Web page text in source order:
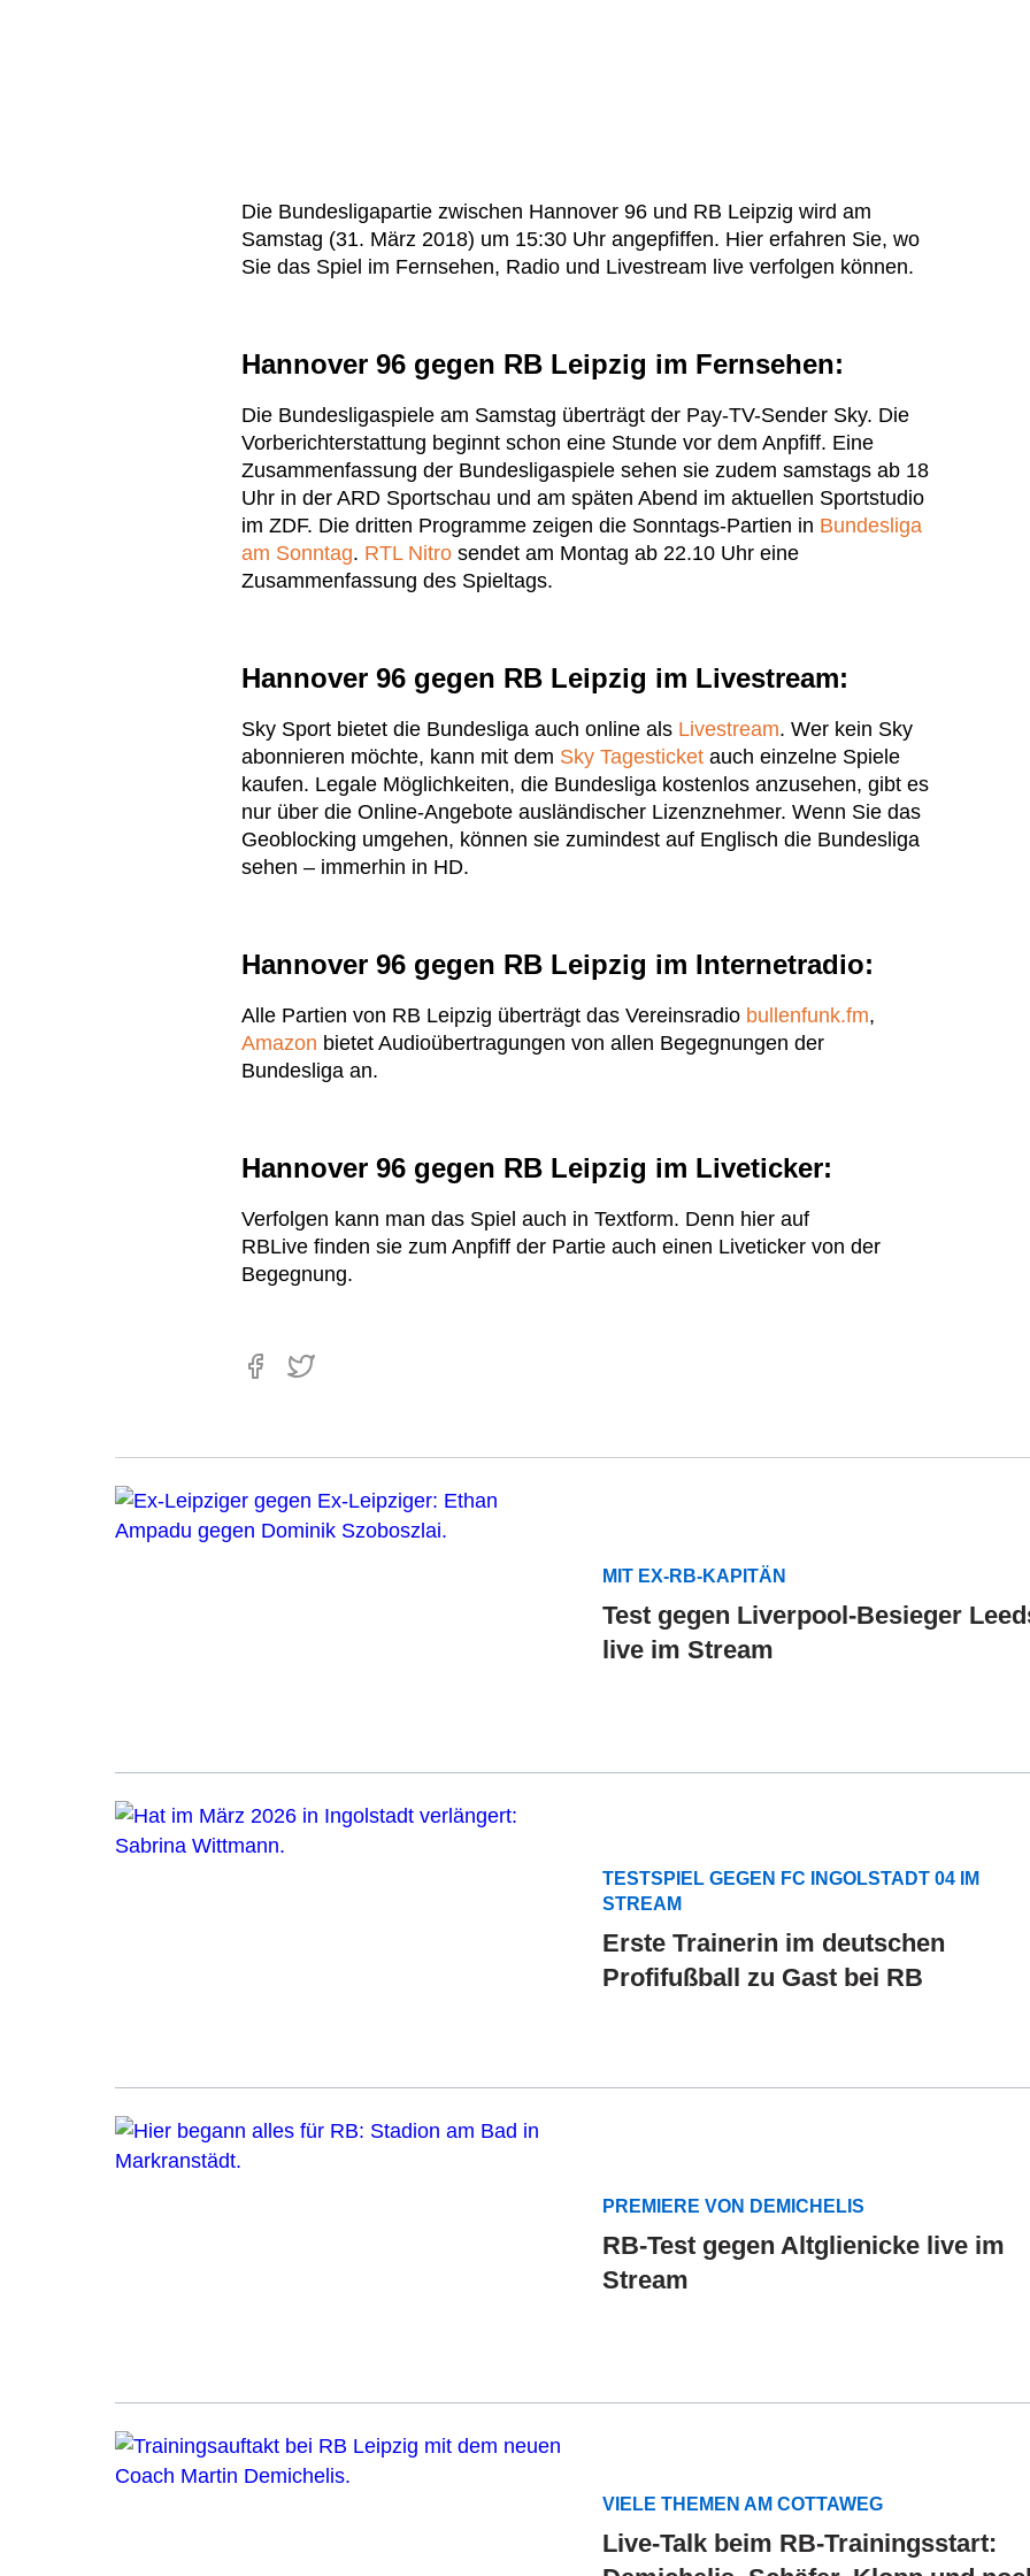
Die Bundesligapartie zwischen Hannover 96 und RB Leipzig wird am
Samstag (31. März 2018) um 15:30 Uhr angepfiffen. Hier erfahren Sie, wo
Sie das Spiel im Fernsehen, Radio und Livestream live verfolgen können.
Hannover 96 gegen RB Leipzig im Fernsehen:
Die Bundesligaspiele am Samstag überträgt der Pay-TV-Sender Sky. Die
Vorberichterstattung beginnt schon eine Stunde vor dem Anpfiff. Eine
Zusammenfassung der Bundesligaspiele sehen sie zudem samstags ab 18
Uhr in der ARD Sportschau und am späten Abend im aktuellen Sportstudio
im ZDF. Die dritten Programme zeigen die Sonntags-Partien in Bundesliga
am Sonntag. RTL Nitro sendet am Montag ab 22.10 Uhr eine
Zusammenfassung des Spieltags.
Hannover 96 gegen RB Leipzig im Livestream:
Sky Sport bietet die Bundesliga auch online als Livestream. Wer kein Sky
abonnieren möchte, kann mit dem Sky Tagesticket auch einzelne Spiele
kaufen. Legale Möglichkeiten, die Bundesliga kostenlos anzusehen, gibt es
nur über die Online-Angebote ausländischer Lizenznehmer. Wenn Sie das
Geoblocking umgehen, können sie zumindest auf Englisch die Bundesliga
sehen – immerhin in HD.
Hannover 96 gegen RB Leipzig im Internetradio:
Alle Partien von RB Leipzig überträgt das Vereinsradio bullenfunk.fm,
Amazon bietet Audioübertragungen von allen Begegnungen der
Bundesliga an.
Hannover 96 gegen RB Leipzig im Liveticker:
Verfolgen kann man das Spiel auch in Textform. Denn hier auf
RBLive finden sie zum Anpfiff der Partie auch einen Liveticker von der
Begegnung.
MIT EX-RB-KAPITÄN
Test gegen Liverpool-Besieger
live im Stream
TESTSPIEL GEGEN FC INGOLSTADT 04 IM
STREAM
Erste Trainerin im deutschen
Profifußball zu Gast bei RB
PREMIERE VON DEMICHELIS
RB-Test gegen Altglienicke live im
Stream
VIELE THEMEN AM COTTAWEG
Live-Talk beim RB-Trainingsstart: